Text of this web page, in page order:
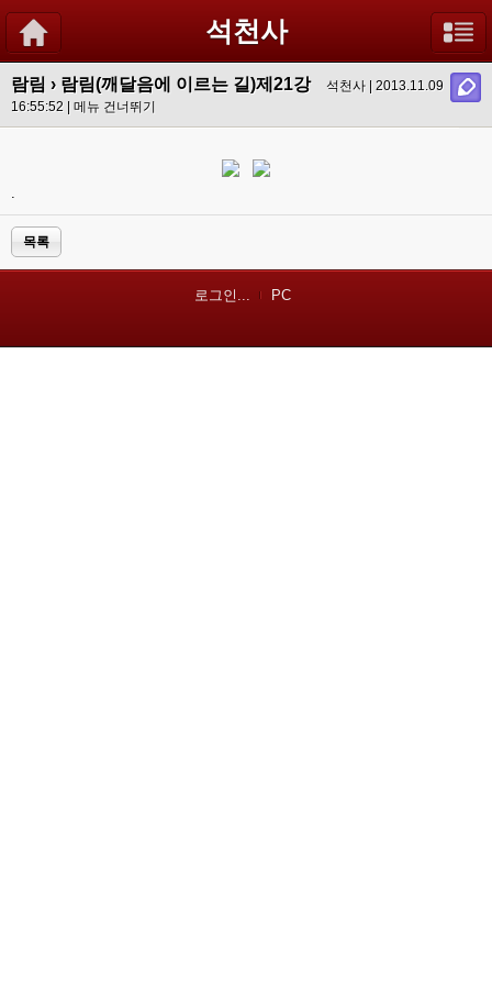
석천사
람림 › 람림(깨달음에 이르는 길)제21강
석천사 | 2013.11.09
16:55:52 | 메뉴 건너뛰기
.
목록
로그인... PC